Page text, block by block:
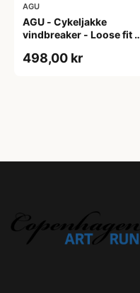
AGU
AGU - Cykeljakke
vindbreaker - Loose fit -
498,00 kr